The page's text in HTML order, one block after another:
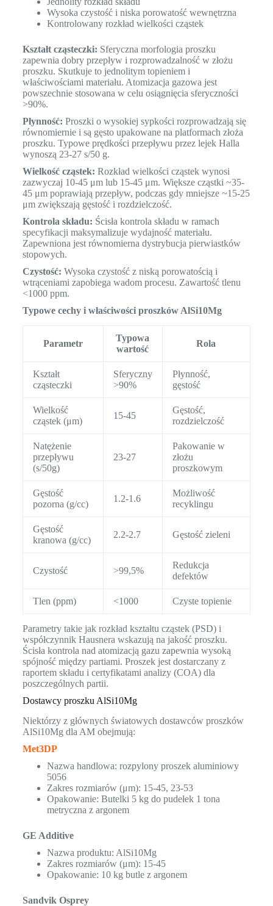
Wysoka czystość i niska porowatość wewnętrzna
Kontrolowany rozkład wielkości cząstek
Kształt cząsteczki: Sferyczna morfologia proszku
zapewnia dobry przepływ i rozprowadzalność w złożu
proszku. Skutkuje to jednolitym topieniem i
właściwościami materiału. Atomizacja gazowa jest
powszechnie stosowana w celu osiągnięcia sferyczności
>90%.
Płynność: Proszki o wysokiej sypkości rozprowadzają się
równomiernie i są gęsto upakowane na platformach złoża
proszku. Typowe prędkości przepływu przez lejek Halla
wynoszą 23-27 s/50 g.
Wielkość cząstek: Rozkład wielkości cząstek wynosi
zazwyczaj 10-45 μm lub 15-45 μm. Większe cząstki ~35-
45 μm poprawiają przepływ, podczas gdy mniejsze ~15-25
μm zwiększają gęstość i rozdzielczość.
Kontrola składu: Ścisła kontrola składu w ramach
specyfikacji maksymalizuje wydajność materiału.
Zapewniona jest równomierna dystrybucja pierwiastków
stopowych.
Czystość: Wysoka czystość z niską porowatością i
wtrąceniami zapobiega wadom procesu. Zawartość tlenu
<1000 ppm.
Typowe cechy i właściwości proszków AlSi10Mg
Parametr
Typowa
wartość
Rola
Kształt
cząsteczki
Sferyczny
>90%
Płynność,
gęstość
Wielkość
cząstek (μm)
15-45
Gęstość,
rozdzielczość
Natężenie
przepływu
(s/50g)
23-27
Pakowanie w
złożu
proszkowym
Gęstość
pozorna (g/cc)
1.2-1.6
Możliwość
recyklingu
Gęstość
kranowa (g/cc)
2.2-2.7 Gęstość zieleni
Czystość >99,5%
Redukcja
defektów
Tlen (ppm) <1000 Czyste topienie
Parametry takie jak rozkład kształtu cząstek (PSD) i
współczynnik Hausnera wskazują na jakość proszku.
Ścisła kontrola nad atomizacją gazu zapewnia wysoką
spójność między partiami. Proszek jest dostarczany z
raportem składu i certyfikatami analizy (COA) dla
poszczególnych partii.
Dostawcy proszku AlSi10Mg
Niektórzy z głównych światowych dostawców proszków
AlSi10Mg dla AM obejmują:
Met3DP
Nazwa handlowa: rozpylony proszek aluminiowy
5056
Zakres rozmiarów (μm): 15-45, 23-53
Opakowanie: Butelki 5 kg do pudełek 1 tona
metryczna z argonem
GE Additive
Nazwa produktu: AlSi10Mg
Zakres rozmiarów (μm): 15-45
Opakowanie: 10 kg butle z argonem
Sandvik Osprey